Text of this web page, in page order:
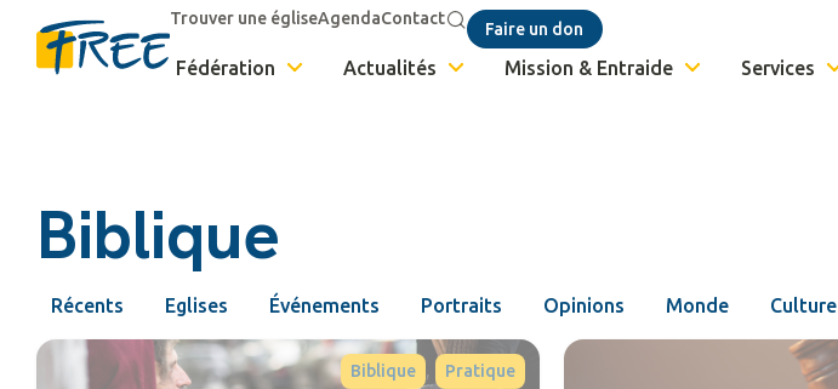
Trouver une égliseAgendaContact
Faire un don
Fédération Actualités Mission & Entraide Services
Biblique
Récents Eglises Événements Portraits Opinions Monde Culture
Biblique , Pratique